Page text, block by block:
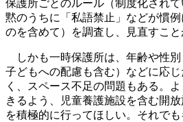
保護所ごとのルール（制度化され
黙のうちに「私語禁止」などが慣
のを含めて）を調査し、見直すこと
しかも一時保護所は、年齢や性
子どもへの配慮も含む）などに応
く、スペース不足の問題もある。
きるよう、児童養護施設を含む開
を積極的に行ってほしい。それで